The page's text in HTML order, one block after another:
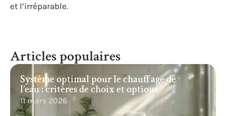
et l’irréparable.
Articles populaires
Système optimal pour le chauffage de
l’eau : critères de choix et options
11 mars 2026